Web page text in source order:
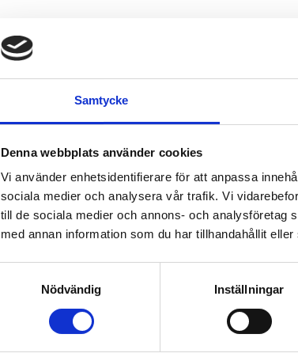
Samtycke
Denna webbplats använder cookies
Vi använder enhetsidentifierare för att anpassa
sociala medier och analysera vår trafik. Vi
till de sociala medier och annons- och analysföretag
med annan information som du har tillhandahållit
Nödvändig
Inställningar